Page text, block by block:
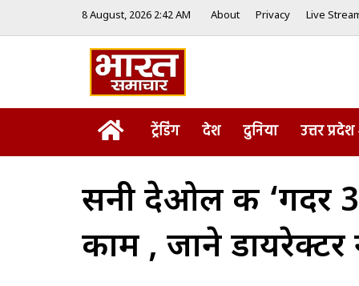
8 August, 2026 2:42 AM About Privacy Live
Homeट्रेंडिंग देश दुनिया उत्तर प्रदेश
सनी देओल की ‘गदर
काम , जाने डायरेक्टर